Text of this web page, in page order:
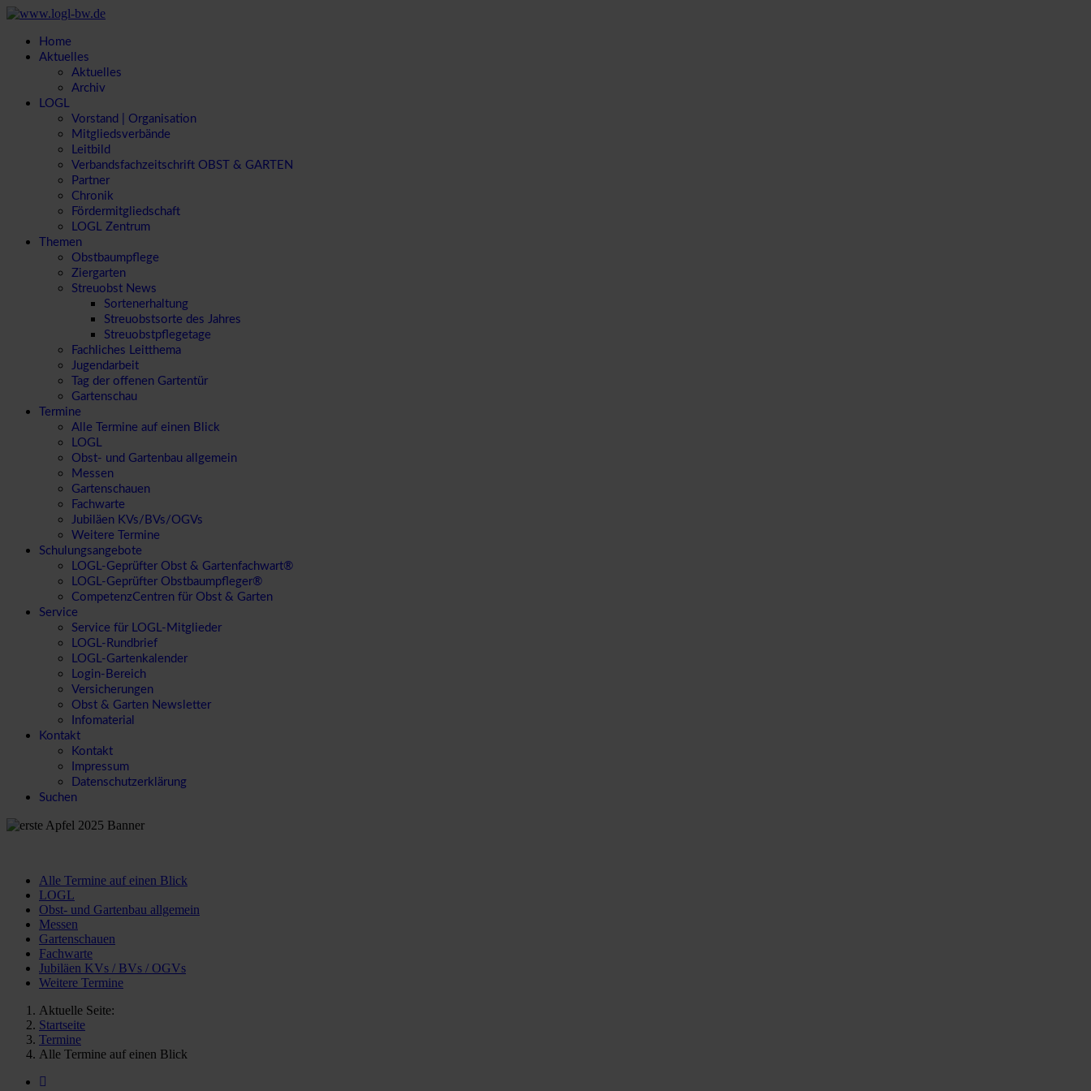
Home
Aktuelles
Aktuelles
Archiv
LOGL
Vorstand | Organisation
Mitgliedsverbände
Leitbild
Verbandsfachzeitschrift OBST & GARTEN
Partner
Chronik
Fördermitgliedschaft
LOGL Zentrum
Themen
Obstbaumpflege
Ziergarten
Streuobst News
Sortenerhaltung
Streuobstsorte des Jahres
Streuobstpflegetage
Fachliches Leitthema
Jugendarbeit
Tag der offenen Gartentür
Gartenschau
Termine
Alle Termine auf einen Blick
LOGL
Obst- und Gartenbau allgemein
Messen
Gartenschauen
Fachwarte
Jubiläen KVs/BVs/OGVs
Weitere Termine
Schulungsangebote
LOGL-Geprüfter Obst & Gartenfachwart®
LOGL-Geprüfter Obstbaumpfleger®
CompetenzCentren für Obst & Garten
Service
Service für LOGL-Mitglieder
LOGL-Rundbrief
LOGL-Gartenkalender
Login-Bereich
Versicherungen
Obst & Garten Newsletter
Infomaterial
Kontakt
Kontakt
Impressum
Datenschutzerklärung
Suchen
Alle Termine auf einen Blick
LOGL
Obst- und Gartenbau allgemein
Messen
Gartenschauen
Fachwarte
Jubiläen KVs / BVs / OGVs
Weitere Termine
Aktuelle Seite:
Startseite
Termine
Alle Termine auf einen Blick